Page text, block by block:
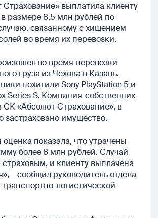
выплатила клиенту
размере 8,5 млн рублей по
связанному с хищением
во время их перевозки.
во время перевозки
груза из Чехова в Казань.
похитили Sony PlayStation 5 и
Series S. Компания-собственник
СК «Абсолют Страхование», в
застраховано имущество.
показала, что утрачены
более 8 млн рублей. Случай
и клиенту выплачена
– сообщил руководитель отдела
логистической